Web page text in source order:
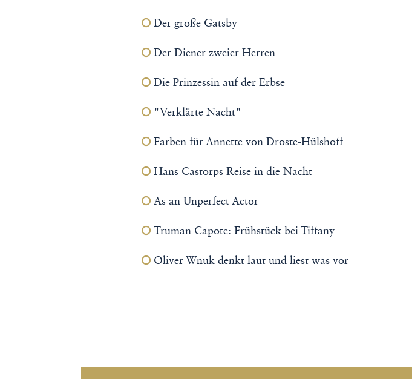
Der große Gatsby
Der Diener zweier Herren
Die Prinzessin auf der Erbse
"Verklärte Nacht"
Farben für Annette von Droste-Hülshoff
Hans Castorps Reise in die Nacht
As an Unperfect Actor
Truman Capote: Frühstück bei Tiffany
Oliver Wnuk denkt laut und liest was vor